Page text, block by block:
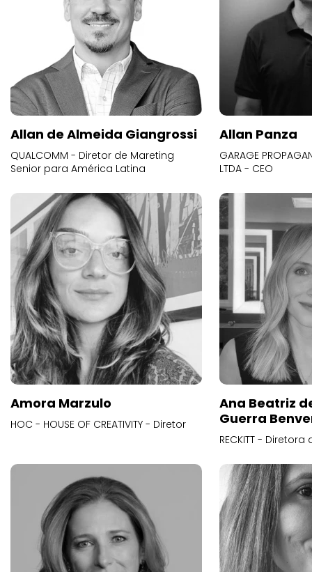
Allan de Almeida Giangrossi
QUALCOMM - Diretor de Mareting
Senior para América Latina
Allan Panza
GARAGE
LTDA - CEO
Amora Marzulo
HOC - HOUSE OF CREATIVITY - Diretor
Ana Beatriz
Guerra
RECKITT -